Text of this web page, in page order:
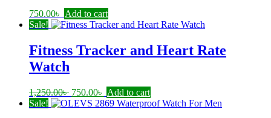
750.00৳ Add to cart
Sale!
Fitness Tracker and Heart Rate
Watch
1,250.00৳ Original
price
750.00৳
Current
price
Add to cart
Sale!